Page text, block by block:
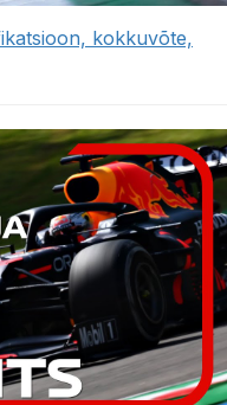
kokkuvõte,